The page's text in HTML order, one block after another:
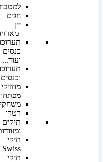
למטבח
חגים
יין
ומארזים
תערוכות,
כנסים
ועוד...
תערוכות
וכנסים
מחזיקי
מפתחות
משחקים
רטרו
תיקים
ומזוודות
תיקי
Swiss
תיקי